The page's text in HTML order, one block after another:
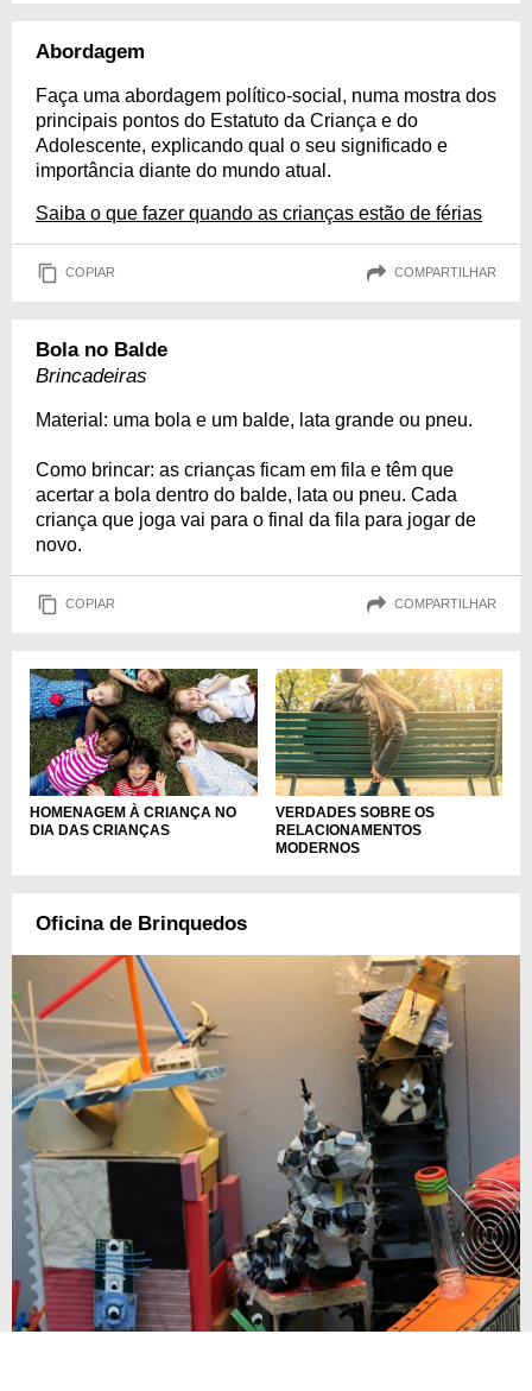
Abordagem
Faça uma abordagem político-social, numa mostra dos
principais pontos do Estatuto da Criança e do
Adolescente, explicando qual o seu significado e
importância diante do mundo atual.
Saiba o que fazer quando as crianças estão de férias
COPIAR COMPARTILHAR
Bola no Balde
Brincadeiras
Material: uma bola e um balde, lata grande ou pneu.
Como brincar: as crianças ficam em fila e têm que
acertar a bola dentro do balde, lata ou pneu. Cada
criança que joga vai para o final da fila para jogar de
novo.
COPIAR COMPARTILHAR
HOMENAGEM À CRIANÇA NO
DIA DAS CRIANÇAS
VERDADES SOBRE OS
RELACIONAMENTOS
MODERNOS
Oficina de Brinquedos